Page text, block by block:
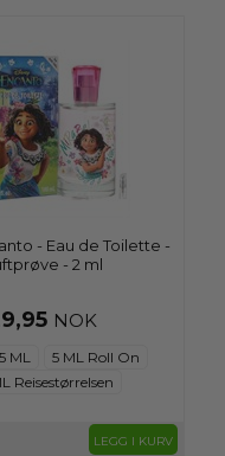
- Eau de Toilette -
- 2 ml
NOK
5 ML
5 ML Roll On
Reisestørrelsen
LEGG I KURV